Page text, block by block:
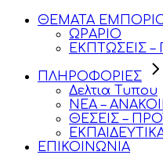
ΘΕΜΑΤΑ
ΩΡΑΡΙΟ
ΕΚΠΤΩΣΕΙΣ
ΠΛΗΡΟΦΟΡΙΕΣ
Δελτια Τυπου
ΝΕΑ –
ΘΕΣΕΙΣ –
ΕΠΙΚΟΙΝΩΝΙΑ